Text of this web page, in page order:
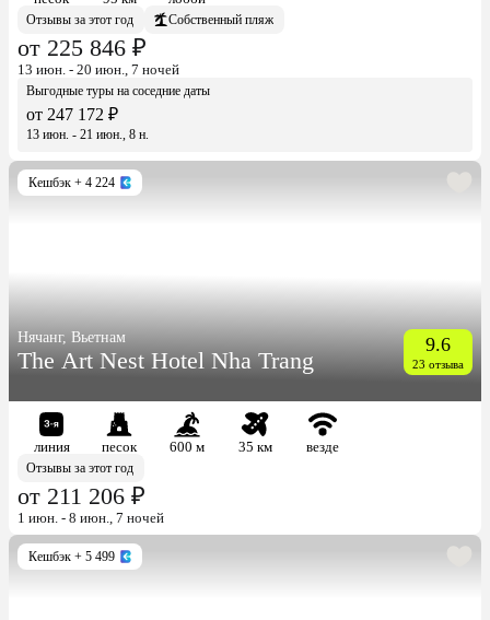
Отзывы за этот год
Собственный пляж
от 225 846 ₽
13 июн. - 20 июн., 7 ночей
Выгодные туры на соседние даты
от 247 172 ₽
13 июн. - 21 июн., 8 н.
Кешбэк + 4 224
Нячанг, Вьетнам
The Art Nest Hotel Nha Trang
9.6
23 отзыва
линия песок 600 м 35 км
везде
Отзывы за этот год
от 211 206 ₽
1 июн. - 8 июн., 7 ночей
Кешбэк + 5 499